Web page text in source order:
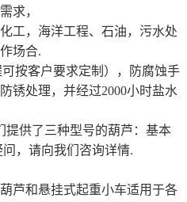
求，
工，海洋工程、石油，污水处
场合.
按客户要求定制），防腐蚀手
锈处理，并经过2000小时盐水
提供了三种型号的葫芦：基本
，请向我们咨询详情.
芦和悬挂式起重小车适用于各